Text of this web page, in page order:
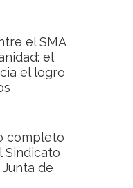
el SMA
el
el logro
completo
Sindicato
de